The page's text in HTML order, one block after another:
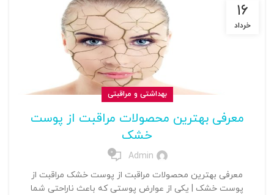
۱۶
خرداد
بهداشتی و مراقبتی
معرفی بهترین محصولات مراقبت از پوست
خشک
Admin
0
معرفی بهترین محصولات مراقبت از پوست خشک مراقبت از
پوست خشک | یکی از عوارض پوستی که باعث ناراحتی شما